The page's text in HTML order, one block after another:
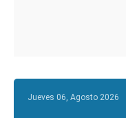
Jueves 06, Agosto 2026